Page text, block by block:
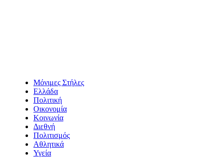
Μόνιμες Στήλες
Ελλάδα
Πολιτική
Οικονομία
Κοινωνία
Διεθνή
Πολιτισμός
Αθλητικά
Υγεία